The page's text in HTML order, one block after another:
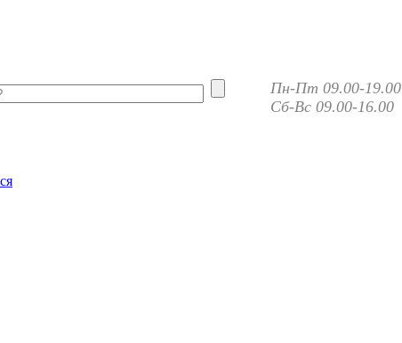
Пн-Пт 09.00-19.00
Сб-Вс 09.00-16.00